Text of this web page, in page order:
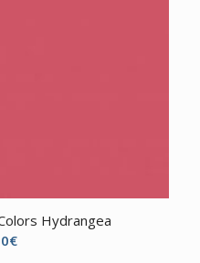
Hydrangea
€